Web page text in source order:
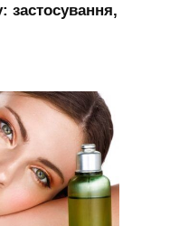
застосування,